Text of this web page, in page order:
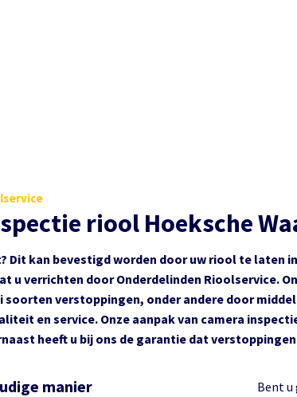
riool Hoeksche
Dit kan bevestigd worden door uw riool te laten
u verrichten door Onderdelinden Rioolservice.
soorten verstoppingen, onder andere door
en service. Onze aanpak van camera
heeft u bij ons de garantie dat
manier
Bent u